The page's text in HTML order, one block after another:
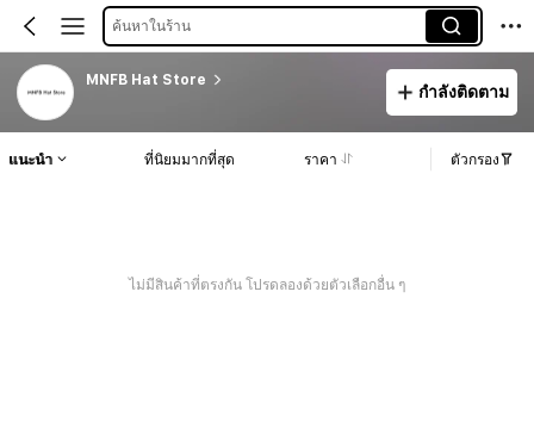
ค้นหาในร้าน
MNFB Hat Store
กำลังติดตาม
แนะนำ ที่นิยมมากที่สุด ราคา ตัวกรอง
ไม่มีสินค้าที่ตรงกัน โปรดลองด้วยตัวเลือกอื่น ๆ